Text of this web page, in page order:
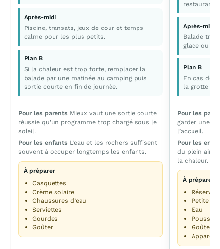
Après-midi
Piscine, transats, jeux de cour et temps
calme pour les plus petits.
Plan B
Si la chaleur est trop forte, remplacer la
balade par une matinée au camping puis
sortie courte en fin de journée.
Pour les parents Mieux vaut une sortie courte
réussie qu’un programme trop chargé sous le
soleil.
Pour les enfants L’eau et les rochers suffisent
souvent à occuper longtemps les enfants.
À préparer
Casquettes
Crème solaire
Chaussures d’eau
Serviettes
Gourdes
Goûter
restaurant.
Après-midi
Balade
glace ou
Plan B
En cas de
la grotte et
Pour les
garder une
l’accueil.
Pour les
du plein air
la chaleur.
À préparer
Petite
Eau
Goûter
Appareil